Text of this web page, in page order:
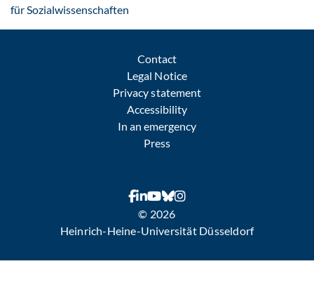
für Sozialwissenschaften
Contact
Legal Notice
Privacy statement
Accessibility
In an emergency
Press
© 2026
Heinrich-Heine-Universität Düsseldorf